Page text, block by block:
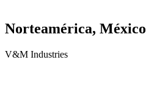
Norteamérica, México
V&M Industries